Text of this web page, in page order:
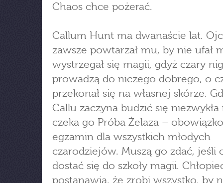
Chaos chce pożerać.
Callum Hunt ma dwanaście lat.
zawsze powtarzał mu, by nie ufał
wystrzegał się magii, gdyż czary
prowadzą do niczego dobrego, o
przekonał się na własnej skórze.
Callu zaczyna budzić się
czeka go Próba Żelaza –
egzamin dla wszystkich młodych
czarodziejów. Muszą go zdać, jeśli
dostać się do szkoły magii.
postanawia, że zrobi wszystko, by